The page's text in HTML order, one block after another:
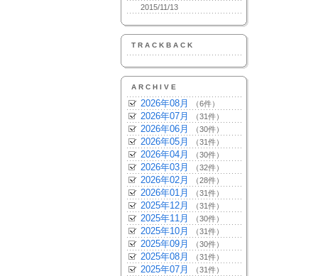
2015/11/13
TRACKBACK
ARCHIVE
2026年08月 （6件）
2026年07月 （31件）
2026年06月 （30件）
2026年05月 （31件）
2026年04月 （30件）
2026年03月 （32件）
2026年02月 （28件）
2026年01月 （31件）
2025年12月 （31件）
2025年11月 （30件）
2025年10月 （31件）
2025年09月 （30件）
2025年08月 （31件）
2025年07月 （31件）